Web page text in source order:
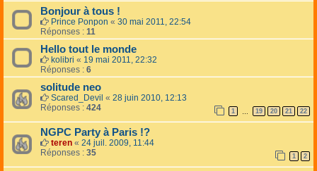
Bonjour à tous !
Prince Ponpon « 30 mai 2011, 22:54
Réponses : 11
Hello tout le monde
kolibri « 19 mai 2011, 22:32
Réponses : 6
solitude neo
Scared_Devil « 28 juin 2010, 12:13
Réponses : 424 1 … 19 20 21 22
NGPC Party à Paris !?
teren « 24 juil. 2009, 11:44
Réponses : 35 1 2